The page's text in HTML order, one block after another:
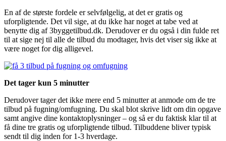
En af de største fordele er selvfølgelig, at det er gratis og
uforpligtende. Det vil sige, at du ikke har noget at tabe ved at
benytte dig af 3byggetilbud.dk. Derudover er du også i din fulde ret
til at sige nej til alle de tilbud du modtager, hvis det viser sig ikke at
være noget for dig alligevel.
Det tager kun 5 minutter
Derudover tager det ikke mere end 5 minutter at anmode om de tre
tilbud på fugning/omfugning. Du skal blot skrive lidt om din opgave
samt angive dine kontaktoplysninger – og så er du faktisk klar til at
få dine tre gratis og uforpligtende tilbud. Tilbuddene bliver typisk
sendt til dig inden for 1-3 hverdage.